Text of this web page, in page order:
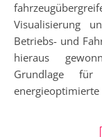
Visualisierung
Betriebs- und
hieraus
Grundlage für